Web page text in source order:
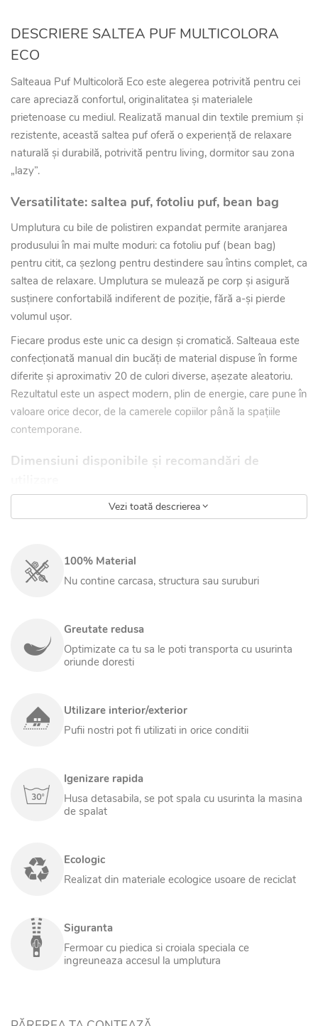
DESCRIERE SALTEA PUF MULTICOLORA
ECO
Salteaua Puf Multicoloră Eco este alegerea potrivită pentru cei
care apreciază confortul, originalitatea și materialele
prietenoase cu mediul. Realizată manual din textile premium și
rezistente, această saltea puf oferă o experiență de relaxare
naturală și durabilă, potrivită pentru living, dormitor sau zona
„lazy”.
Versatilitate: saltea puf, fotoliu puf, bean bag
Umplutura cu bile de polistiren expandat permite aranjarea
produsului în mai multe moduri: ca fotoliu puf (bean bag)
pentru citit, ca șezlong pentru destindere sau întins complet, ca
saltea de relaxare. Umplutura se mulează pe corp și asigură
susținere confortabilă indiferent de poziție, fără a-și pierde
volumul ușor.
Fiecare produs este unic ca design și cromatică. Salteaua este
confecționată manual din bucăți de material dispuse în forme
diferite și aproximativ 20 de culori diverse, așezate aleatoriu.
Rezultatul este un aspect modern, plin de energie, care pune în
valoare orice decor, de la camerele copiilor până la spațiile
contemporane.
Dimensiuni disponibile și recomandări de
Produsul este disponibil în trei dimensiuni, pentru nevoi și spații
diferite:
XL (120×130 cm) – potrivită pentru o persoană adultă.
XXL (130×180 cm) – confortabilă pentru două persoane;
Construcția solidă susține până la 150 kg, ceea ce face din
această saltea puf o soluție fiabilă pentru utilizare de zi cu zi.
Țesătura exterioară este impermeabilă și rezistentă la raze UV
și uzură. Salteaua este prevăzută cu husă interioară, astfel încât
asigură demontare rapidă și practică, pentru întreținere simplă
și sigură.
combinând confortul unei saltele puf cu versatilitatea unui
fotoliu puf de tip bean bag și robustețea materialelor premium.
Vezi toată descrierea
100% Material
Nu contine carcasa, structura sau suruburi
Greutate redusa
Optimizate ca tu sa le poti transporta cu usurinta
oriunde doresti
Utilizare interior/exterior
Pufii nostri pot fi utilizati in orice conditii
Igenizare rapida
Husa detasabila, se pot spala cu usurinta la masina
de spalat
Ecologic
Realizat din materiale ecologice usoare de reciclat
Siguranta
Fermoar cu piedica si croiala speciala ce
ingreuneaza accesul la umplutura